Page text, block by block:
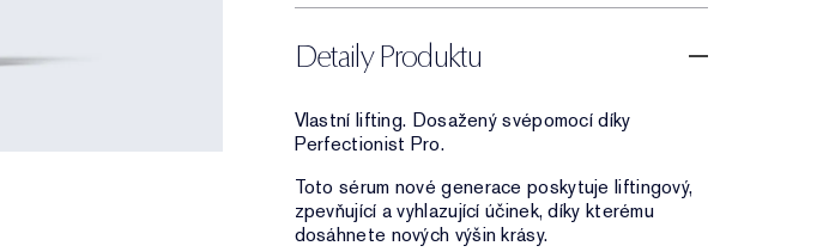
Detaily Produktu
Vlastní lifting. Dosažený svépomocí díky
Perfectionist Pro.
Toto sérum nové generace poskytuje liftingový,
zpevňující a vyhlazující účinek, díky kterému
dosáhnete nových výšin krásy.